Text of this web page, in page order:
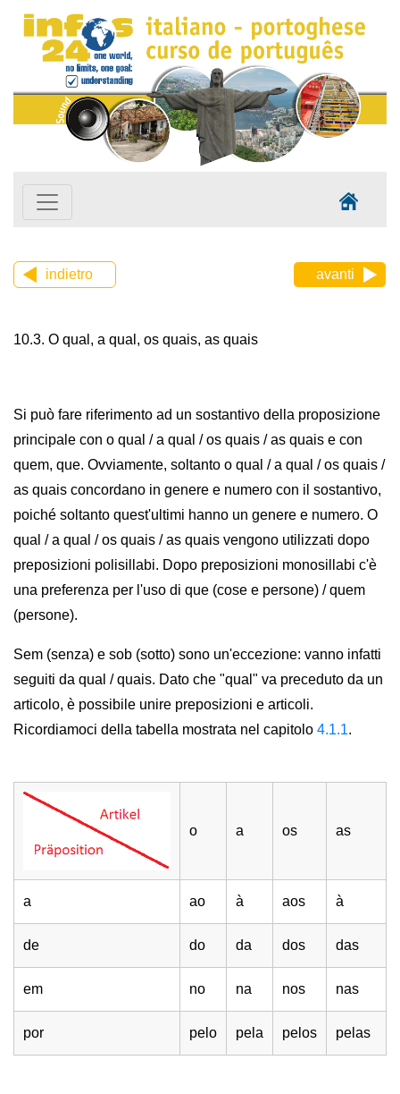
indietro avanti
10.3. O qual, a qual, os quais, as quais
Si può fare riferimento ad un sostantivo della proposizione
principale con o qual / a qual / os quais / as quais e con
quem, que. Ovviamente, soltanto o qual / a qual / os quais /
as quais concordano in genere e numero con il sostantivo,
poiché soltanto quest'ultimi hanno un genere e numero. O
qual / a qual / os quais / as quais vengono utilizzati dopo
preposizioni polisillabi. Dopo preposizioni monosillabi c'è
una preferenza per l'uso di que (cose e persone) / quem
(persone).
Sem (senza) e sob (sotto) sono un'eccezione: vanno infatti
seguiti da qual / quais. Dato che "qual" va preceduto da un
articolo, è possibile unire preposizioni e articoli.
Ricordiamoci della tabella mostrata nel capitolo 4.1.1.
o a os as
a ao à aos à
de do da dos das
em no na nos nas
por pelo pela pelos pelas